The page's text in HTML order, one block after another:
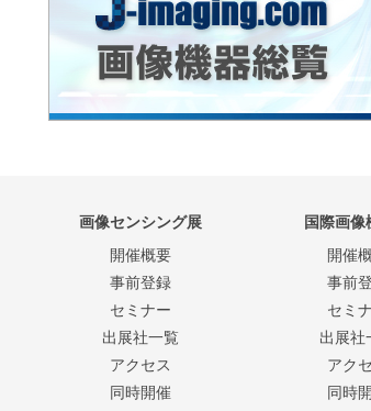
画像センシング展
開催概要
事前登録
セミナー
出展社一覧
アクセス
同時開催
国際画像
開催
事前
セミ
出展社
アク
同時